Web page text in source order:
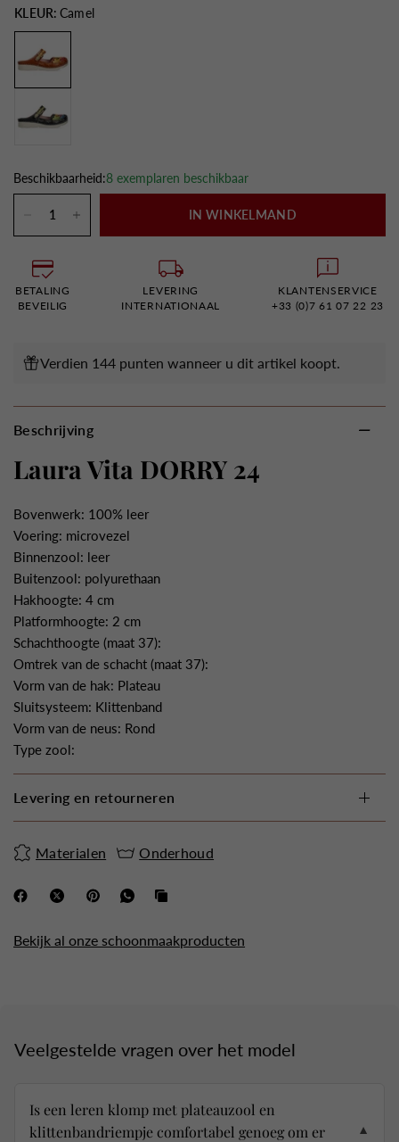
KLEUR: Camel
Beschikbaarheid:8 exemplaren beschikbaar
IN WINKELMAND
BETALING
BEVEILIG
LEVERING
INTERNATIONAAL
KLANTENSERVICE
+33 (0)7 61 07 22 23
Verdien 144 punten wanneer u dit artikel koopt.
Beschrijving
Laura Vita DORRY 24
Bovenwerk: 100% leer
Voering: microvezel
Binnenzool: leer
Buitenzool: polyurethaan
Hakhoogte: 4 cm
Platformhoogte: 2 cm
Schachthoogte (maat 37):
Omtrek van de schacht (maat 37):
Vorm van de hak: Plateau
Sluitsysteem: Klittenband
Vorm van de neus: Rond
Type zool:
Levering en retourneren
Materialen Onderhoud
Bekijk al onze schoonmaakproducten
Veelgestelde vragen over het model
Is een leren klomp met plateauzool en
klittenbandriempje comfortabel genoeg om er
▼